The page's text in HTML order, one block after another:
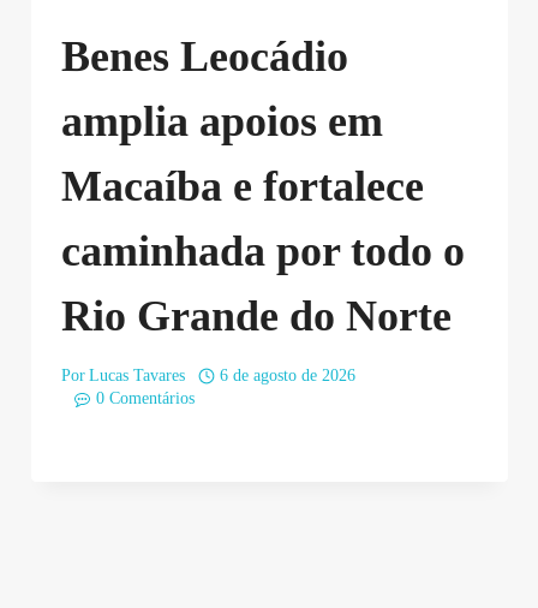
Benes Leocádio
amplia apoios em
Macaíba e fortalece
caminhada por todo o
Rio Grande do Norte
Por Lucas Tavares
6 de agosto de 2026
0 Comentários